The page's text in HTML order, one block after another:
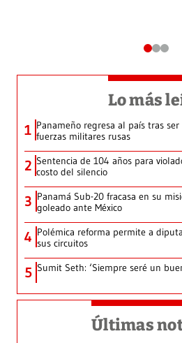
Lo más
1 Panameño regresa al país tras
fuerzas militares rusas
2 Sentencia de 104 años para
costo del silencio
3 Panamá Sub-20 fracasa en su
goleado ante México
4 Polémica reforma permite a
sus circuitos
5 Sumit Seth: ‘Siempre seré un
Últimas